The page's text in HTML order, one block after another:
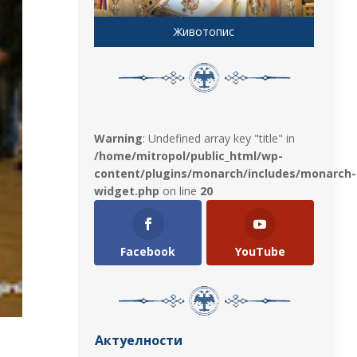
Животопис
Warning: Undefined array key "title" in
/home/mitropol/public_html/wp-
content/plugins/monarch/includes/monarch-
widget.php on line 20
Facebook YouTube
Актуелности